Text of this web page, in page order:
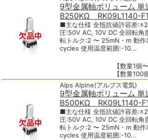
9型金属軸ボリューム 単
B250KΩ RK09L1140-
■主な仕様 全抵抗値許容差
圧:50V AC, 10V DC 全回転角
転トルク:2 〜 25mN・m 動
cycles 使用温度範囲:-10...
【数量1個
【数量100
Alps Alpine(アルプス電気)
9型金属軸ボリューム 単
B500KΩ RK09L1140-
■主な仕様 全抵抗値許容差
圧:50V AC, 10V DC 全回転角
転トルク:2 〜 25mN・m 動
cycles 使用温度範囲:-10...